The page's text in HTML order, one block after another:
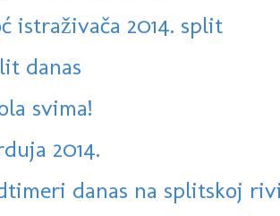
istraživača 2014. split
danas
svima!
2014.
danas na splitskoj